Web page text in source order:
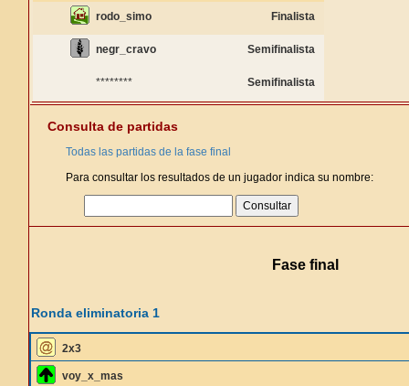
rodo_simo Finalista
negr_cravo Semifinalista
******** Semifinalista
Consulta de partidas
Todas las partidas de la fase final
Para consultar los resultados de un jugador indica su nombre:
Fase final
Ronda eliminatoria 1
2x3
voy_x_mas